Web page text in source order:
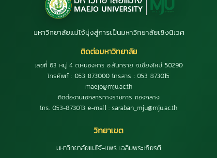
มหาวิทยาลัยแม่โจ้มุ่งสู่การเป็นมหาวิทยาลัยเชิงนิเวศ
ติดต่อมหาวิทยาลัย
เลขที่ 63 หมู่ 4 ต.หนองหาร อ.สันทราย จ.เชียงใหม่ 50290
โทรศัพท์ : 053 873000 โทรสาร : 053 873015
maejo@mju.ac.th
ติดต่องานเอกสารทางราชการ กองกลาง
โทร. 053-873013 e-mail : saraban_mju@mju.ac.th
วิทยาเขต
มหาวิทยาลัยแม่โจ้-แพร่ เฉลิมพระเกียรติ